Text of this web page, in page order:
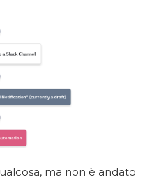
ma non è andato